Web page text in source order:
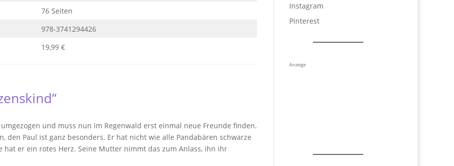
76 Seiten
978-3741294426
19,99 €
und muss nun im Regenwald erst einmal neue Freunde finden.
den Paul ist ganz besonders. Er hat nicht wie alle Pandabären schwarze
hat er ein rotes Herz. Seine Mutter nimmt das zum Anlass, ihn ihr
Instagram
Pinterest
Anzeige